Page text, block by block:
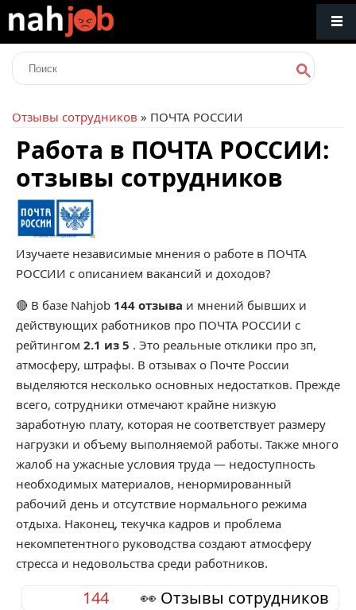
Отзывы сотрудников » ПОЧТА РОССИИ
Работа в ПОЧТА РОССИИ:
отзывы сотрудников
Изучаете независимые мнения о работе в ПОЧТА
РОССИИ с описанием вакансий и доходов?
🔴 В базе Nahjob 144 отзыва и мнений бывших и
действующих работников про ПОЧТА РОССИИ с
рейтингом 2.1 из 5 . Это реальные отклики про зп,
атмосферу, штрафы. В отзывах о Почте России
выделяются несколько основных недостатков. Прежде
всего, сотрудники отмечают крайне низкую
заработную плату, которая не соответствует размеру
нагрузки и объему выполняемой работы. Также много
жалоб на ужасные условия труда — недоступность
необходимых материалов, ненормированный
рабочий день и отсутствие нормального режима
отдыха. Наконец, текучка кадров и проблема
некомпетентного руководства создают атмосферу
стресса и недовольства среди работников.
👀 Отзывы сотрудников
144